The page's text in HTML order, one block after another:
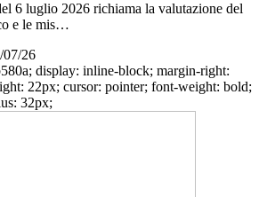
6 luglio 2026 richiama la valutazione del
e le mis…
07/26
display: inline-block; margin-right:
22px; cursor: pointer; font-weight: bold;
32px;